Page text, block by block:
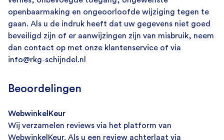
openbaarmaking en ongeoorloofde wijziging tegen te
gaan. Als u de indruk heeft dat uw gegevens niet goed
beveiligd zijn of er aanwijzingen zijn van misbruik, neem
dan contact op met onze klantenservice of via
info@rkg-schijndel.nl
Beoordelingen
WebwinkelKeur
Wij verzamelen reviews via het platform van
WebwinkelKeur. Als u een review achterlaat via